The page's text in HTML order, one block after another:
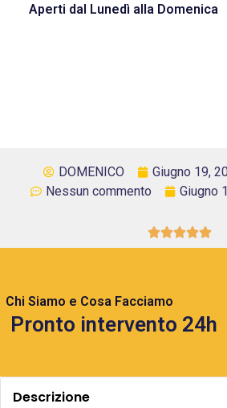
Aperti dal Lunedì alla Domenica
DOMENICO Giugno 19,
Nessun commento
Giugno

Chi Siamo e Cosa Facciamo
Pronto intervento 24h
Descrizione